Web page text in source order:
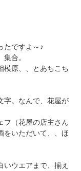
たですよ～♪
合。
模原、、とあちこち
。なんで、花屋が
フ（花屋の店主さん
をいただいて、、ほ
いウエアまで、揃え